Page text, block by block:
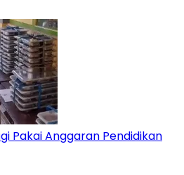
Pakai Anggaran Pendidikan